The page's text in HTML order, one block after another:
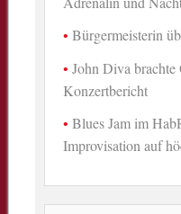
Bürgermeisterin
John Diva
Konzertbericht
Blues Jam im
Improvisation auf